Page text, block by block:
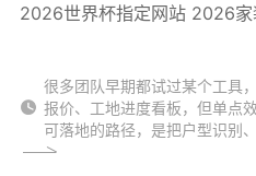
2026世界杯指定网站 2026家
很多团队早期都试过某个工具
报价、工地进度看板，但单点
可落地的路径，是把户型识别